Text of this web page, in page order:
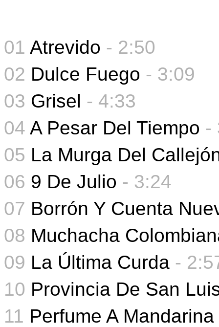
01 Atrevido - 2:50
02 Dulce Fuego - 3:09
03 Grisel - 4:33
04 A Pesar Del Tiempo -
05 La Murga Del
06 9 De Julio - 3:24
07 Borrón Y Cuenta
08 Muchacha
09 La Última Curda -
10 Provincia De San
11 Perfume A Mandarina